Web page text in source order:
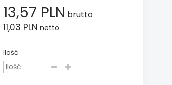
13,57 PLN brutto
11,03 PLN netto
Ilość